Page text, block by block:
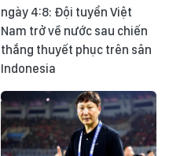
ngày 4:8: Đội tuyển Việt
Nam trở về nước sau chiến
thắng thuyết phục trên sân
Indonesia